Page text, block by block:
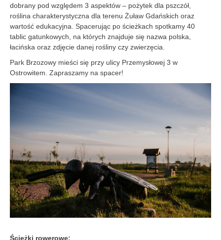
dobrany pod względem 3 aspektów – pożytek dla pszczół,
roślina charakterystyczna dla terenu Żuław Gdańskich oraz
wartość edukacyjna. Spacerując po ścieżkach spotkamy 40
tablic gatunkowych, na których znajduje się nazwa polska,
łacińska oraz zdjęcie danej rośliny czy zwierzęcia.
Park Brzozowy mieści się przy ulicy Przemysłowej 3 w
Ostrowitem. Zapraszamy na spacer!
Ścieżki rowerowe: